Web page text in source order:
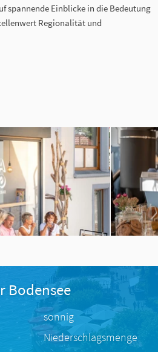
spannende Einblicke in die Bedeutung
Regionalität und
Bodensee
sonnig
Niederschlagsmenge